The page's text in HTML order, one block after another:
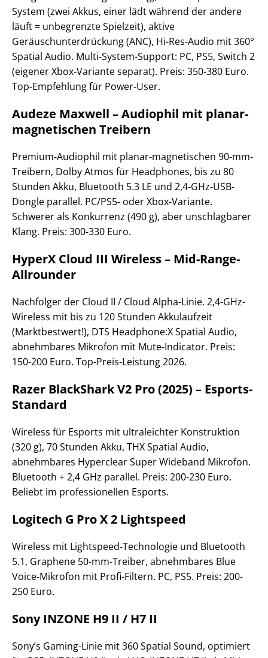
System (zwei Akkus, einer lädt während der andere
läuft = unbegrenzte Spielzeit), aktive
Geräuschunterdrückung (ANC), Hi-Res-Audio mit 360°
Spatial Audio. Multi-System-Support: PC, PS5, Switch 2
(eigener Xbox-Variante separat). Preis: 350-380 Euro.
Top-Empfehlung für Power-User.
Audeze Maxwell – Audiophil mit planar-
magnetischen Treibern
Premium-Audiophil mit planar-magnetischen 90-mm-
Treibern, Dolby Atmos für Headphones, bis zu 80
Stunden Akku, Bluetooth 5.3 LE und 2,4-GHz-USB-
Dongle parallel. PC/PS5- oder Xbox-Variante.
Schwerer als Konkurrenz (490 g), aber unschlagbarer
Klang. Preis: 300-330 Euro.
HyperX Cloud III Wireless – Mid-Range-
Allrounder
Nachfolger der Cloud II / Cloud Alpha-Linie. 2,4-GHz-
Wireless mit bis zu 120 Stunden Akkulaufzeit
(Marktbestwert!), DTS Headphone:X Spatial Audio,
abnehmbares Mikrofon mit Mute-Indicator. Preis:
150-200 Euro. Top-Preis-Leistung 2026.
Razer BlackShark V2 Pro (2025) – Esports-
Standard
Wireless für Esports mit ultraleichter Konstruktion
(320 g), 70 Stunden Akku, THX Spatial Audio,
abnehmbares Hyperclear Super Wideband Mikrofon.
Bluetooth + 2,4 GHz parallel. Preis: 200-230 Euro.
Beliebt im professionellen Esports.
Logitech G Pro X 2 Lightspeed
Wireless mit Lightspeed-Technologie und Bluetooth
5.1, Graphene 50-mm-Treiber, abnehmbares Blue
Voice-Mikrofon mit Profi-Filtern. PC, PS5. Preis: 200-
250 Euro.
Sony INZONE H9 II / H7 II
Sony’s Gaming-Linie mit 360 Spatial Sound, optimiert